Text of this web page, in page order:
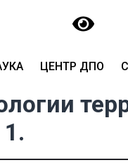
ЦЕНТР ДПО
1.